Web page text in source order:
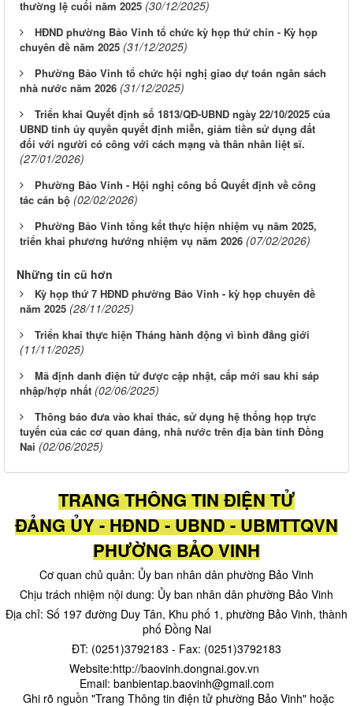
thường lệ cuối năm 2025 (30/12/2025)
HĐND phường Bảo Vinh tổ chức kỳ họp thứ chín - Kỳ họp
chuyên đề năm 2025 (31/12/2025)
Phường Bảo Vinh tổ chức hội nghị giao dự toán ngân sách
nhà nước năm 2026 (31/12/2025)
Triển khai Quyết định số 1813/QĐ-UBND ngày 22/10/2025 của
UBND tỉnh ủy quyền quyết định miễn, giảm tiền sử dụng đất
đối với người có công với cách mạng và thân nhân liệt sĩ.
(27/01/2026)
Phường Bảo Vinh - Hội nghị công bố Quyết định về công
tác cán bộ (02/02/2026)
Phường Bảo Vinh tổng kết thực hiện nhiệm vụ năm 2025,
triển khai phương hướng nhiệm vụ năm 2026 (07/02/2026)
Những tin cũ hơn
Kỳ họp thứ 7 HĐND phường Bảo Vinh - kỳ họp chuyên đề
năm 2025 (28/11/2025)
Triển khai thực hiện Tháng hành động vì bình đẳng giới
(11/11/2025)
Mã định danh điện tử được cập nhật, cấp mới sau khi sáp
nhập/hợp nhất (02/06/2025)
Thông báo đưa vào khai thác, sử dụng hệ thống họp trực
tuyến của các cơ quan đảng, nhà nước trên địa bàn tỉnh Đồng
Nai (02/06/2025)
TRANG THÔNG TIN ĐIỆN TỬ
ĐẢNG ỦY - HĐND - UBND - UBMTTQVN
PHƯỜNG BẢO VINH
Cơ quan chủ quản: Ủy ban nhân dân phường Bảo Vinh
Chịu trách nhiệm nội dung: Ủy ban nhân dân phường Bảo Vinh
Địa chỉ: Số 197 đường Duy Tân, Khu phố 1, phường Bảo Vinh, thành
phố Đồng Nai
ĐT: (0251)3792183 - Fax: (0251)3792183
Website:http://baovinh.dongnai.gov.vn
Email: banbientap.baovinh@gmail.com
​ Ghi rõ nguồn "Trang Thông tin điện tử phường Bảo Vinh" hoặc